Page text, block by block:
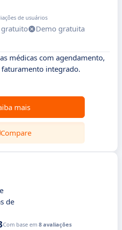
de usuários
gratuito
Demo gratuita
médicas com agendamento,
integrado.
mais
Compare
de
Com base em 8 avaliações